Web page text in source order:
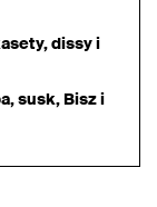
dissy i
susk, Bisz i